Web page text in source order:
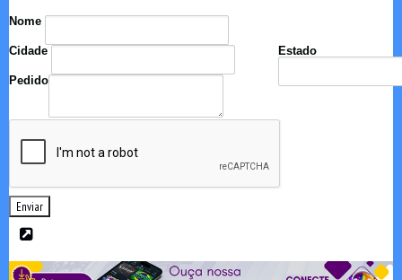
Nome
Cidade Estado
Pedido
Enviar